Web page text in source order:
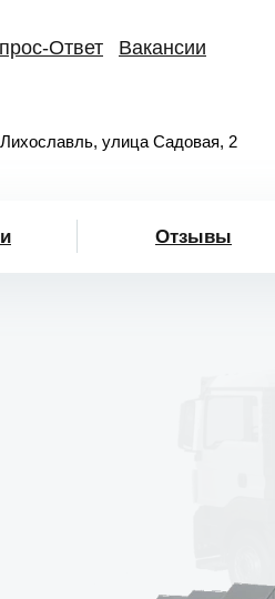
Ответ Вакансии
Лихославль, улица Садовая, 2
Отзывы